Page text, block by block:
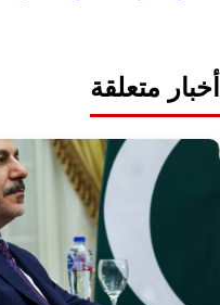
أخبار متعلقة